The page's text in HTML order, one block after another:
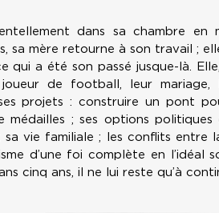
dans sa chambre
sa mère retourne à son travail ;
qui a été son passé jusque-là.
de football, leur
projets : construire un pont
médailles ; ses options
sa vie familiale ; les conflits
d’une foi complète en l’idéal
cinq ans, il ne lui reste qu’à